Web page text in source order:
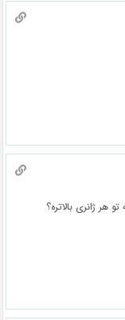
ژانری بالاتره؟